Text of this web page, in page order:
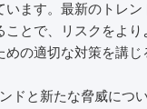
います。最新のトレン
ことで、リスクをより
めの適切な対策を講じ
ドと新たな脅威につ